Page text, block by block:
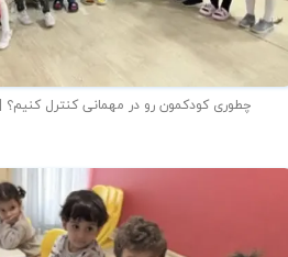
چطوری کودکمون رو در مهمانی کنترل کنیم؟